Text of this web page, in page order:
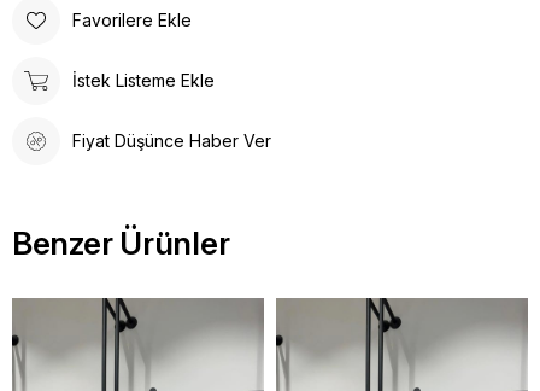
Favorilere Ekle
İstek Listeme Ekle
Fiyat Düşünce Haber Ver
Benzer Ürünler